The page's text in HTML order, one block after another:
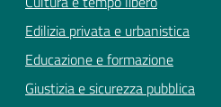
Edilizia privata e urbanistica
Educazione e formazione
Giustizia e sicurezza pubblica